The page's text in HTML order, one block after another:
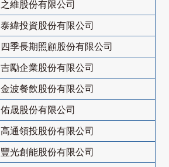
之維股份有限公司
泰緯投資股份有限公司
四季長期照顧股份有限公司
吉勵企業股份有限公司
金波餐飲股份有限公司
佑晟股份有限公司
高通領投股份有限公司
豐光創能股份有限公司